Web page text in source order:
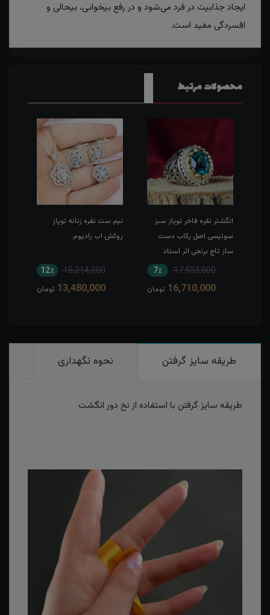
ایجاد جذابیت در فرد می‌شود و در رفع بیخوابی، بیحالی و
افسردگی مفید است.
محصولات مرتبط
انگشتر نقره فاخر توپاز سبز
سوئیسی اصل رکاب دست
ساز تاج برنجی اثر استاد
17,933,000 7٪
16,710,000 تومان
نیم ست نقره زنانه توپاز
روکش اب رادیوم
15,214,000 12٪
13,480,000 تومان
طریقه سایز گرفتن نحوه نگهداری
طریقه سایز گرفتن با استفاده از نخ دور انگشت